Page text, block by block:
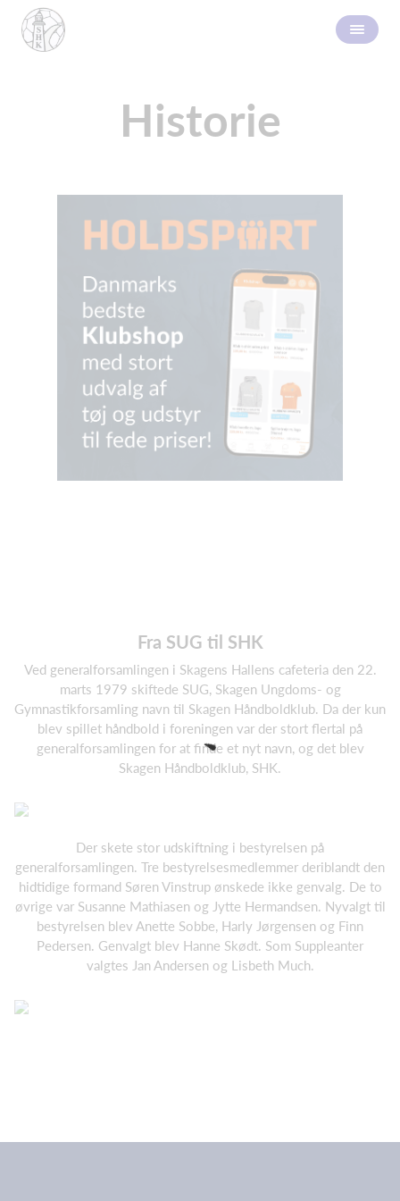
Historie
Fra SUG til SHK
Ved generalforsamlingen i Skagens Hallens cafeteria den 22.
marts 1979 skiftede SUG, Skagen Ungdoms- og
Gymnastikforsamling navn til Skagen Håndboldklub. Da der kun
blev spillet håndbold i foreningen var der stort flertal på
generalforsamlingen for at finde et nyt navn, og det blev
Skagen Håndboldklub, SHK.
Der skete stor udskiftning i bestyrelsen på
generalforsamlingen. Tre bestyrelsesmedlemmer deriblandt den
hidtidige formand Søren Vinstrup ønskede ikke genvalg. De to
øvrige var Susanne Mathiasen og Jytte Hermandsen. Nyvalgt til
bestyrelsen blev Anette Sobbe, Harly Jørgensen og Finn
Pedersen. Genvalgt blev Hanne Skødt. Som Suppleanter
valgtes Jan Andersen og Lisbeth Much.